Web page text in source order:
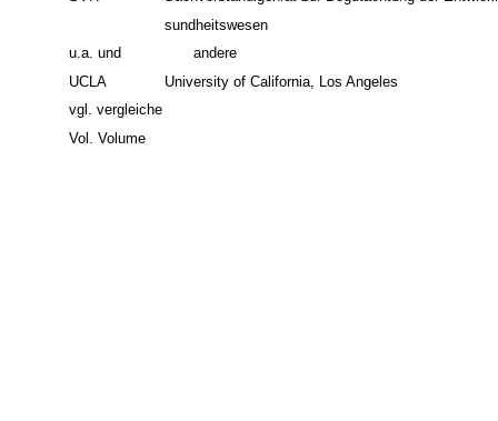
sundheitswesen
u.a. und
andere
UCLA
University of California, Los Angeles
vgl. vergleiche
Vol. Volume